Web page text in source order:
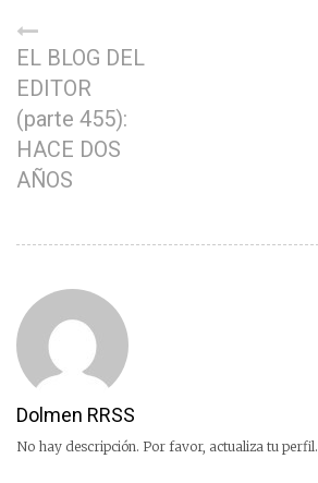
EL BLOG DEL
EDITOR
(parte 455):
HACE DOS
AÑOS
Dolmen RRSS
No hay descripción. Por favor, actualiza tu perfil.